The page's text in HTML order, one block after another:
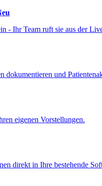
- Ihr Team ruft sie aus der
dokumentieren und
eigenen Vorstellungen.
direkt in Ihre bestehende